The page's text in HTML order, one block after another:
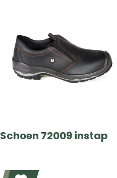
Schoen 72009 instap